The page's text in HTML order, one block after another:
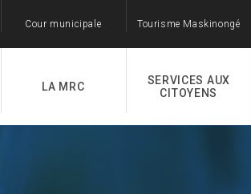
Cour municipale Tourisme Maskinongé
LA MRC
SERVICES AUX
CITOYENS